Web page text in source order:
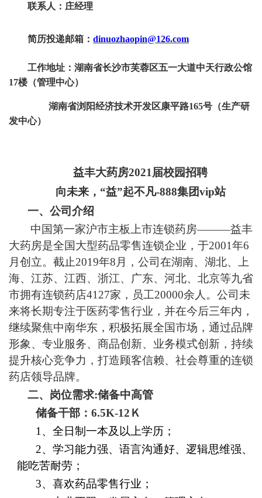
联系人：庄经理
简历投递邮箱： dinuozhaopin@126.com
工作地址：湖南省长沙市芙蓉区五一大道中天行政公馆
17楼（管理中心）
湖南省浏阳经济技术开发区康平路165号（生产研
发中心）
益丰大药房2021届校园招聘
向未来， “益”起不凡-888集团vip站
一、公司介绍
中国第一家沪市主板上市连锁药房———益丰
大药房是全国大型药品零售连锁企业，于2001年6
月创立。截止2019年8月，公司在湖南、湖北、上
海、江苏、江西、浙江、广东、河北、北京等九省
市拥有连锁药店4127家，员工20000余人。公司未
来将长期专注于医药零售行业，并在今后三年内，
继续聚焦中南华东，积极拓展全国市场，通过品牌
形象、专业服务、商品创新、业务模式创新，持续
提升核心竞争力，打造顾客信赖、社会尊重的连锁
药店领导品牌。
二、岗位需求:储备中高管
储备干部： 6.5K-12 Ｋ
1、全日制一本及以上学历；
2、学习能力强、语言沟通好、逻辑思维强、
能吃苦耐劳；
3、喜欢药品零售行业；